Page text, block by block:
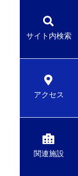
サイト内検索
アクセス
関連施設